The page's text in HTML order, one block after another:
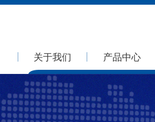
关于我们 产品中心